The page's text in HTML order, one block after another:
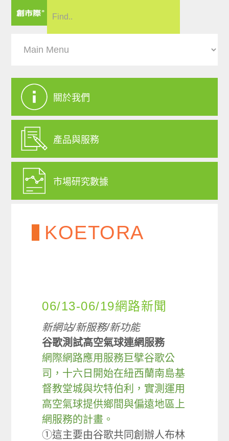
關於我們
產品與服務
市場研究數據
KOETORA
06/13-06/19網路新聞
新網站/新服務/新功能
谷歌測試高空氣球連網服務
網際網路應用服務巨擘谷歌公
司，十六日開始在紐西蘭南島基
督教堂城與坎特伯利，實測運用
高空氣球提供鄉間與偏遠地區上
網服務的計畫。
①這主要由谷歌共同創辦人布林